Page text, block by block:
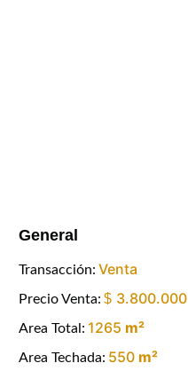
General
Transacción: Venta
Precio Venta: $ 3.800.000
Area Total: 1265 m²
Area Techada: 550 m²